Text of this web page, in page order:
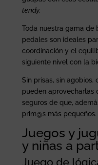
tendy.
Toda nuestra gama de
pedales son ideales
coordinación y el
siguiente nivel con la
Sin prisas, sin
pueden aprovecharlas
seguros de que,
prim@s más pequeños.
Juegos y
y niñas a
Juego de